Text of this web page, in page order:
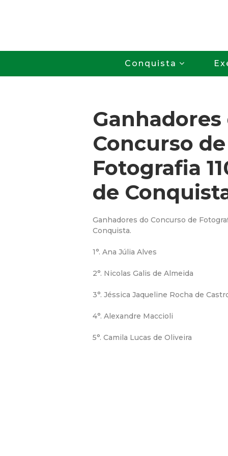
Conquista
Ganhadores
Concurso de
Fotografia
de
Ganhadores do Concurso de
Conquista.
1°. Ana Júlia Alves
2°. Nicolas Galis de Almeida
3°. Jéssica Jaqueline Rocha de
4°. Alexandre Maccioli
5°. Camila Lucas de Oliveira